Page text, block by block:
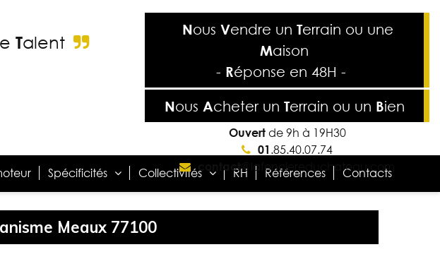
Talent
Nous Vendre un Terrain ou une
Maison
- Réponse en 48H -
Nous Acheterun Terrain ou un Bien
Ouvertde 9h à 19H30
01 .85.40.07.74
contact@lafonciereduchateau.com
Spécificités Collectivités RH Références Contacts
Meaux 77100